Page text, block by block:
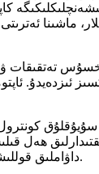
ماشىنا
تەتقىقات
ئىزدەيدۇ.
ھەل قىلىش
داۋاملىق قوللىشى بىلەن، سىز ھەر بىر كىلومېتىر يولدا مەشغۇلات پۈتۈنلۈكىنى ساقلاپ، ئىلگىرىكىگە ئوخشىمايدىغان دەرىجىدە يۇقىرى ئىقتىدار سەۋىيەسىگە ئېرىشەلەيسىز.